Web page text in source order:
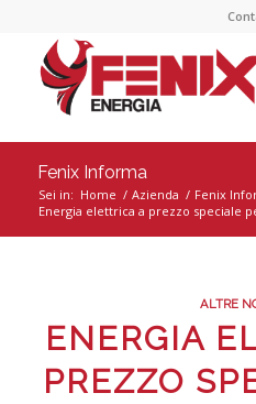
Fenix Informa
Sei in: Home / Azienda / Fenix
Energia elettrica a prezzo speciale
ALTRE
ENERGIA
PREZZO